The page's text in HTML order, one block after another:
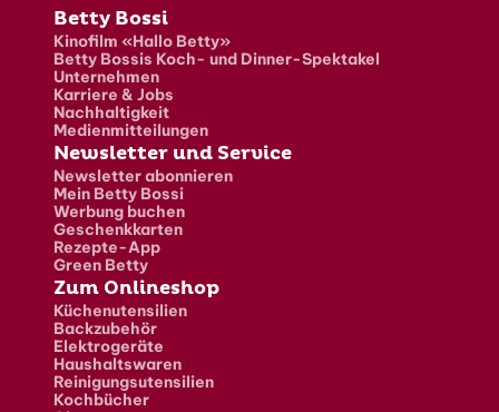
Fusszeile
Betty Bossi
Kinofilm «Hallo Betty»
Betty Bossis Koch- und Dinner-Spektakel
Unternehmen
Karriere & Jobs
Nachhaltigkeit
Medienmitteilungen
Newsletter und Service
Newsletter abonnieren
Mein Betty Bossi
Werbung buchen
Geschenkkarten
Rezepte-App
Green Betty
Zum Onlineshop
Küchenutensilien
Backzubehör
Elektrogeräte
Haushaltswaren
Reinigungsutensilien
Kochbücher